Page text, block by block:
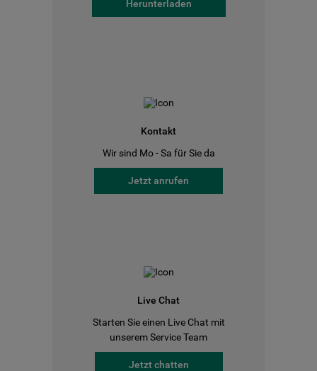
Herunterladen
Kontakt
Wir sind Mo - Sa für Sie da
Jetzt anrufen
Live Chat
Starten Sie einen Live Chat mit
unserem Service Team
Jetzt chatten